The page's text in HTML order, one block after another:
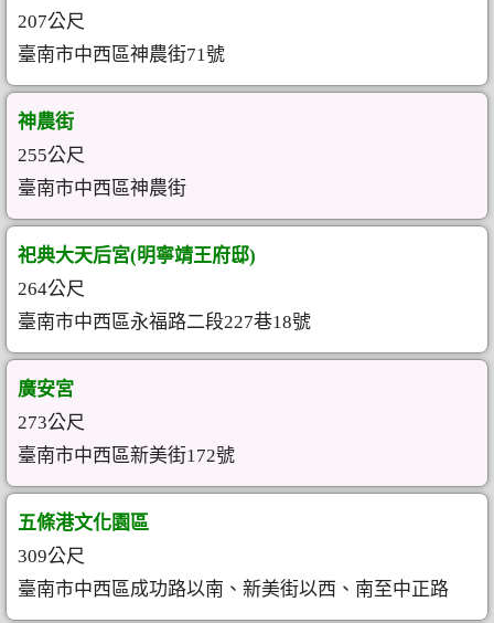
207公尺
臺南市中西區神農街71號
神農街
255公尺
臺南市中西區神農街
祀典大天后宮(明寧靖王府邸)
264公尺
臺南市中西區永福路二段227巷18號
廣安宮
273公尺
臺南市中西區新美街172號
五條港文化園區
309公尺
臺南市中西區成功路以南、新美街以西、南至中正路